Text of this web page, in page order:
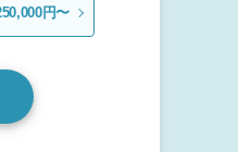
円〜